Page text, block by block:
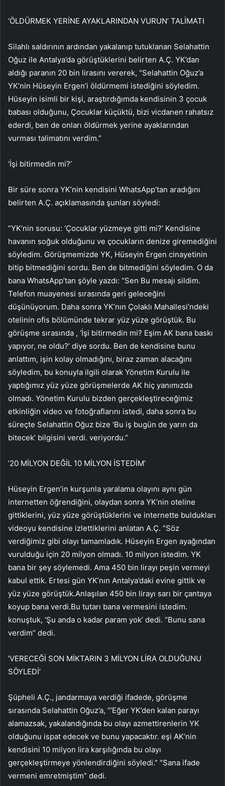
‘ÖLDÜRMEK YERİNE AYAKLARINDAN VURUN’ TALİMATI
Silahlı saldırının ardından yakalanıp tutuklanan Selahattin
Oğuz ile Antalya’da görüştüklerini belirten A.Ç. YK’dan
aldığı paranın 20 bin lirasını vererek, “Selahattin Oğuz’a
YK’nin Hüseyin Ergen’i öldürmemi istediğini söyledim.
Hüseyin isimli bir kişi, araştırdığımda kendisinin 3 çocuk
babası olduğunu, Çocuklar küçüktü, bizi vicdanen rahatsız
ederdi, ben de onları öldürmek yerine ayaklarından
vurması talimatını verdim.”
‘İşi bitirmedin mi?’
Bir süre sonra YK’nin kendisini WhatsApp’tan aradığını
belirten A.Ç. açıklamasında şunları söyledi:
“YK’nin sorusu: ‘Çocuklar yüzmeye gitti mi?’ Kendisine
havanın soğuk olduğunu ve çocukların denize giremediğini
söyledim. Görüşmemizde YK, Hüseyin Ergen cinayetinin
bitip bitmediğini sordu. Ben de bitmediğini söyledim. O da
bana WhatsApp’tan şöyle yazdı: “Sen Bu mesajı sildim.
Telefon muayenesi sırasında geri geleceğini
düşünüyorum. Daha sonra YK’nın Çolaklı Mahallesi’ndeki
otelinin ofis bölümünde tekrar yüz yüze görüştük. Bu
görüşme sırasında , ‘İşi bitirmedin mi? Eşim AK bana baskı
yapıyor, ne oldu?’ diye sordu. Ben de kendisine bunu
anlattım, işin kolay olmadığını, biraz zaman alacağını
söyledim, bu konuyla ilgili olarak Yönetim Kurulu ile
yaptığımız yüz yüze görüşmelerde AK hiç yanımızda
olmadı. Yönetim Kurulu bizden gerçekleştireceğimiz
etkinliğin video ve fotoğraflarını istedi, daha sonra bu
süreçte Selahattin Oğuz bize ‘Bu iş bugün de yarın da
bitecek’ bilgisini verdi. veriyordu.”
’20 MİLYON DEĞİL 10 MİLYON İSTEDİM’
Hüseyin Ergen’in kurşunla yaralama olayını aynı gün
internetten öğrendiğini, olaydan sonra YK’nin oteline
gittiklerini, yüz yüze görüştüklerini ve internette buldukları
videoyu kendisine izlettiklerini anlatan A.Ç. “Söz
verdiğimiz gibi olayı tamamladık. Hüseyin Ergen ayağından
vurulduğu için 20 milyon olmadı. 10 milyon istedim. YK
bana bir şey söylemedi. Ama 450 bin lirayı peşin vermeyi
kabul ettik. Ertesi gün YK’nın Antalya’daki evine gittik ve
yüz yüze görüştük.Anlaşılan 450 bin lirayı sarı bir çantaya
koyup bana verdi.Bu tutarı bana vermesini istedim.
konuştuk, ‘Şu anda o kadar param yok’ dedi. “Bunu sana
verdim” dedi.
‘VERECEĞİ SON MİKTARIN 3 MİLYON LİRA OLDUĞUNU
SÖYLEDİ’
Şüpheli A.Ç., jandarmaya verdiği ifadede, görüşme
sırasında Selahattin Oğuz’a, “‘Eğer YK’den kalan parayı
alamazsak, yakalandığında bu olayı azmettirenlerin YK
olduğunu ispat edecek ve bunu yapacaktır. eşi AK’nin
kendisini 10 milyon lira karşılığında bu olayı
gerçekleştirmeye yönlendirdiğini söyledi.” “Sana ifade
vermeni emretmiştim” dedi.